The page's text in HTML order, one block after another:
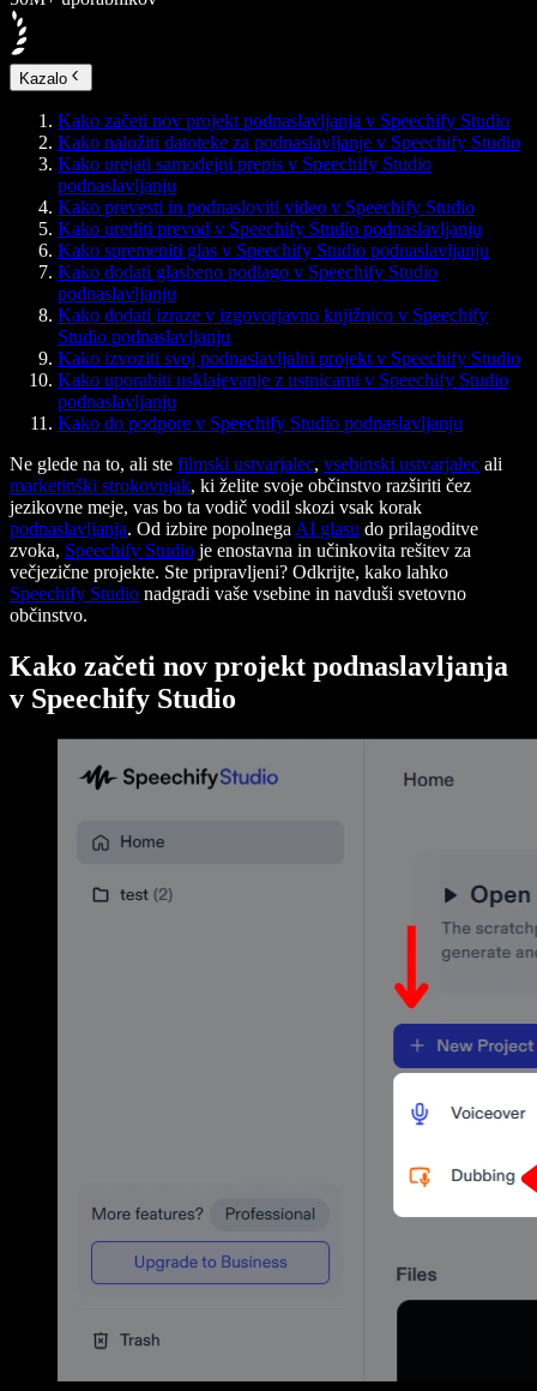
Kazalo
Kako začeti nov projekt podnaslavljanja v Speechify Studio
Kako naložiti datoteke za podnaslavljanje v Speechify Studio
Kako urejati samodejni prepis v Speechify Studio
podnaslavljanju
Kako prevesti in podnasloviti video v Speechify Studio
Kako urediti prevod v Speechify Studio podnaslavljanju
Kako spremeniti glas v Speechify Studio podnaslavljanju
Kako dodati glasbeno podlago v Speechify Studio
podnaslavljanju
Kako dodati izraze v izgovorjavno knjižnico v Speechify
Studio podnaslavljanju
Kako izvoziti svoj podnaslavljalni projekt v Speechify Studio
Kako uporabiti usklajevanje z ustnicami v Speechify Studio
podnaslavljanju
Kako do podpore v Speechify Studio podnaslavljanju
Ne glede na to, ali ste filmski ustvarjalec, vsebinski ustvarjalec ali
marketinški strokovnjak, ki želite svoje občinstvo razširiti čez
jezikovne meje, vas bo ta vodič vodil skozi vsak korak
podnaslavljanja. Od izbire popolnega AI glasu do prilagoditve
zvoka, Speechify Studio je enostavna in učinkovita rešitev za
večjezične projekte. Ste pripravljeni? Odkrijte, kako lahko
Speechify Studio nadgradi vaše vsebine in navduši svetovno
občinstvo.
Kako začeti nov projekt podnaslavljanja
v Speechify Studio